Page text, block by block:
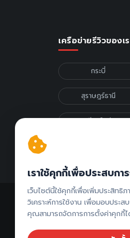
เครือข่ายรีวิวของเ
กระบี่
สุราษฎร์ธานี
เชียงใหม่
เราใช้คุกกี้เพื่อประสบ
เว็บไซต์นี้ใช้คุกกี้เพื่อเพิ่มประสิทธิภ
วิเคราะห์การใช้งาน เพื่อมอบปร
คุณสามารถจัดการการตั้งค่าคุกกี้